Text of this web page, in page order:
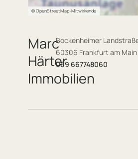
© OpenStreetMap-Mitwirkende
Marc
Härter
Immobilien
Bockenheimer
60306 Frankfurt am Main
069 667748060